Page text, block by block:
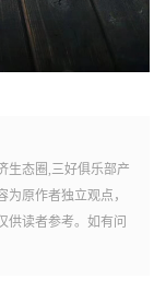
生态圈,三好俱乐部产
原作者独立观点，
供读者参考。如有问